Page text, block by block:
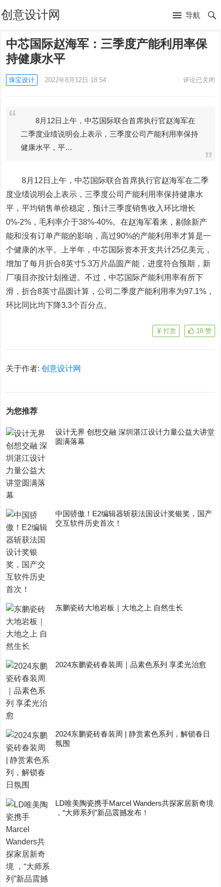
创意设计网 导航
中芯国际赵海军：三季度产能利用率保
持健康水平
珠宝设计 2022年8月12日 18:54 评论已关闭
8月12日上午，中芯国际联合首席执行官赵海军在
二季度业绩说明会上表示，三季度公司产能利用率保持
健康水平，平…
8月12日上午， 中芯国际联合首席执行官赵海军在二季
度业绩说明会上表示，三季度公司产能利用率保持健康水
平，平均销售单价稳定，预计三季度销售收入环比增长
0%-2%，毛利率介于38%-40%。在赵海军看来，剔除新产
能和没有订单产能的影响，高过90%的产能利用率才算是一
个健康的水平。上半年，中芯国际资本开支共计25亿美元，
增加了每月折合8英寸5.3万片晶圆产能，进度符合预期，新
厂项目亦按计划推进。不过，中芯国际产能利用率有所下
滑，折合8英寸晶圆计算，公司二季度产能利用率为97.1%，
环比同比均下降3.3个百分点。
18 赞
打赏
关于作者:创意设计网
为您推荐
设计无界 创想交融 深圳湛江设计力量公益大讲堂
圆满落幕
中国骄傲！E2编辑器斩获法国设计奖银奖，国产
交互软件历史首次！
东鹏瓷砖大地岩板｜大地之上 自然生长
2024东鹏瓷砖春装周｜品素色系列 享柔光治愈
2024东鹏瓷砖春装周 | 静赏素色系列，解锁春日
氛围
LD唯美陶瓷携手Marcel Wanders共探家居新奇境
，“大师系列”新品震撼发布！